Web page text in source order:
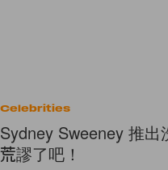
Celebrities
Sydney Sweeney 推
荒謬了吧！